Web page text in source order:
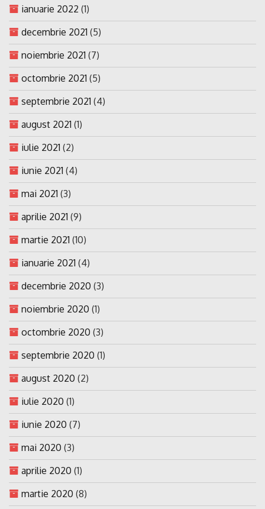
ianuarie 2022 (1)
decembrie 2021 (5)
noiembrie 2021 (7)
octombrie 2021 (5)
septembrie 2021 (4)
august 2021 (1)
iulie 2021 (2)
iunie 2021 (4)
mai 2021 (3)
aprilie 2021 (9)
martie 2021 (10)
ianuarie 2021 (4)
decembrie 2020 (3)
noiembrie 2020 (1)
octombrie 2020 (3)
septembrie 2020 (1)
august 2020 (2)
iulie 2020 (1)
iunie 2020 (7)
mai 2020 (3)
aprilie 2020 (1)
martie 2020 (8)